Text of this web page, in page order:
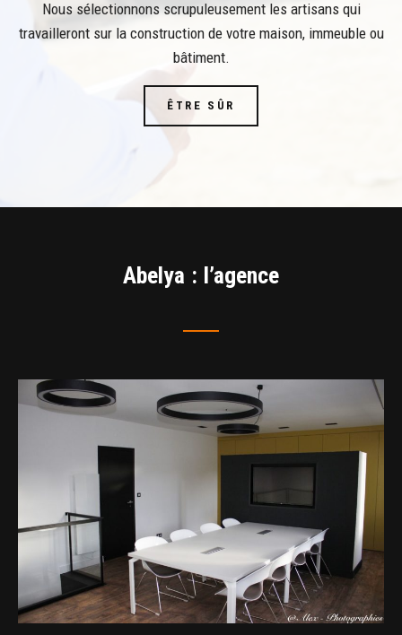
Nous sélectionnons scrupuleusement les artisans qui
travailleront sur la construction de votre maison, immeuble ou
bâtiment.
ÊTRE SÛR
Abelya : l’agence